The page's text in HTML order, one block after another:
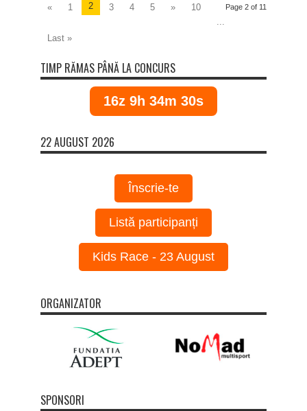
Page 2 of 11
« 1 2 3 4 5 »
10
...
Last »
TIMP RĂMAS PÂNĂ LA CONCURS
16z 9h 34m 30s
22 AUGUST 2026
Înscrie-te
Listă participanți
Kids Race - 23 August
ORGANIZATOR
SPONSORI